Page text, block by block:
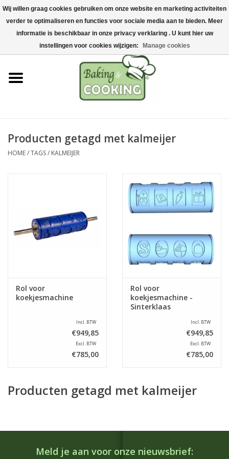
Home
Bak-& kookgerei
Machines & onderdelen
Chocolade & ijsbereiding
Hygiëne & opslag
Producten getagd met kalmeijer
HOME/TAGS/ KALMEIJER
Rol voor
koekjesmachine
Incl. BTW
€949,85
Excl. BTW
€785,00
Rol voor
koekjesmachine -
Sinterklaas
Incl. BTW
€949,85
Excl. BTW
€785,00
Producten getagd met kalmeijer
Meld je aan voor onze nieuwsbrief:
Wij willen graag cookies gebruiken om onze website en marketing activiteiten
verder te optimaliseren en functies voor sociale media aan te bieden. Meer
informatie is beschikbaar in onze privacy verklaring . U kunt hier uw
instellingen voor cookies wijzigen:
Manage cookies